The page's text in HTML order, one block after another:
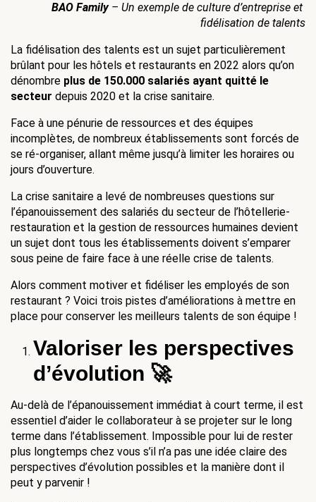
BAO Family – Un exemple de culture d’entreprise et
fidélisation de talents
La fidélisation des talents est un sujet particulièrement
brûlant pour les hôtels et restaurants en 2022 alors qu’on
dénombre plus de 150.000 salariés ayant quitté le
secteur depuis 2020 et la crise sanitaire.
Face à une pénurie de ressources et des équipes
incomplètes, de nombreux établissements sont forcés de
se ré-organiser, allant même jusqu’à limiter les horaires ou
jours d’ouverture.
La crise sanitaire a levé de nombreuses questions sur
l’épanouissement des salariés du secteur de l’hôtellerie-
restauration et la gestion de ressources humaines devient
un sujet dont tous les établissements doivent s’emparer
sous peine de faire face à une réelle crise de talents.
Alors comment motiver et fidéliser les employés de son
restaurant ? Voici trois pistes d’améliorations à mettre en
place pour conserver les meilleurs talents de son équipe !
Valoriser les perspectives
d’évolution 🚀
Au-delà de l’épanouissement immédiat à court terme, il est
essentiel d’aider le collaborateur à se projeter sur le long
terme dans l’établissement. Impossible pour lui de rester
plus longtemps chez vous s’il n’a pas une idée claire des
perspectives d’évolution possibles et la manière dont il
peut y parvenir !